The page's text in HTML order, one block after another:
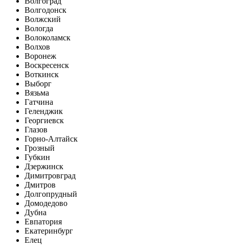
Волгодонск
Волжский
Вологда
Волоколамск
Волхов
Воронеж
Воскресенск
Воткинск
Выборг
Вязьма
Гатчина
Геленджик
Георгиевск
Глазов
Горно-Алтайск
Грозный
Губкин
Дзержинск
Димитровград
Дмитров
Долгопрудный
Домодедово
Дубна
Евпатория
Екатеринбург
Елец